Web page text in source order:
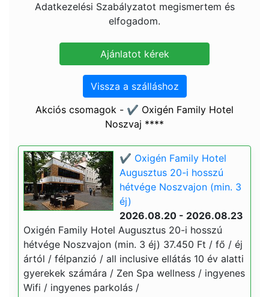
Adatkezelési Szabályzatot megismertem és
elfogadom.
Vissza a szálláshoz
Akciós csomagok - ✔️ Oxigén Family Hotel
Noszvaj ****
✔️ Oxigén Family Hotel
Augusztus 20-i hosszú
hétvége Noszvajon (min. 3
éj)
2026.08.20 - 2026.08.23
Oxigén Family Hotel Augusztus 20-i hosszú
hétvége Noszvajon (min. 3 éj) 37.450 Ft / fő / éj
ártól / félpanzió / all inclusive ellátás 10 év alatti
gyerekek számára / Zen Spa wellness / ingyenes
Wifi / ingyenes parkolás /